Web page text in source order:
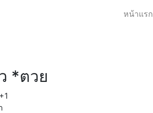
หน้าแรก
*ตวย
+1